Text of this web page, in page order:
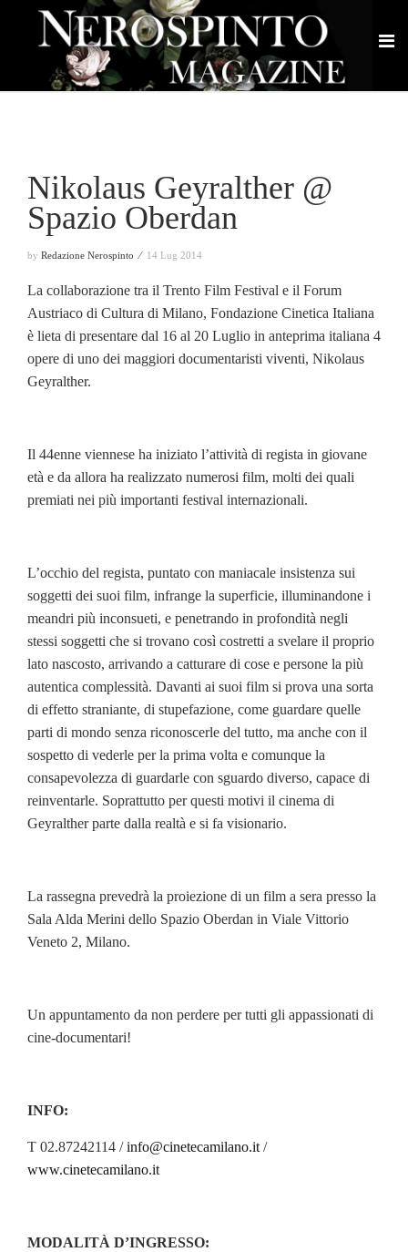
Nikolaus Geyralther @
Spazio Oberdan
by Redazione Nerospinto ⁄ 14 Lug 2014
La collaborazione tra il Trento Film Festival e il Forum
Austriaco di Cultura di Milano, Fondazione Cinetica Italiana
è lieta di presentare dal 16 al 20 Luglio in anteprima italiana 4
opere di uno dei maggiori documentaristi viventi, Nikolaus
Geyralther.
Il 44enne viennese ha iniziato l’attività di regista in giovane
età e da allora ha realizzato numerosi film, molti dei quali
premiati nei più importanti festival internazionali.
L’occhio del regista, puntato con maniacale insistenza sui
soggetti dei suoi film, infrange la superficie, illuminandone i
meandri più inconsueti, e penetrando in profondità negli
stessi soggetti che si trovano così costretti a svelare il proprio
lato nascosto, arrivando a catturare di cose e persone la più
autentica complessità. Davanti ai suoi film si prova una sorta
di effetto straniante, di stupefazione, come guardare quelle
parti di mondo senza riconoscerle del tutto, ma anche con il
sospetto di vederle per la prima volta e comunque la
consapevolezza di guardarle con sguardo diverso, capace di
reinventarle. Soprattutto per questi motivi il cinema di
Geyralther parte dalla realtà e si fa visionario.
La rassegna prevedrà la proiezione di un film a sera presso la
Sala Alda Merini dello Spazio Oberdan in Viale Vittorio
Veneto 2, Milano.
Un appuntamento da non perdere per tutti gli appassionati di
cine-documentari!
INFO:
T 02.87242114 /info@cinetecamilano.it /
www.cinetecamilano.it
MODALITÀ D’INGRESSO: